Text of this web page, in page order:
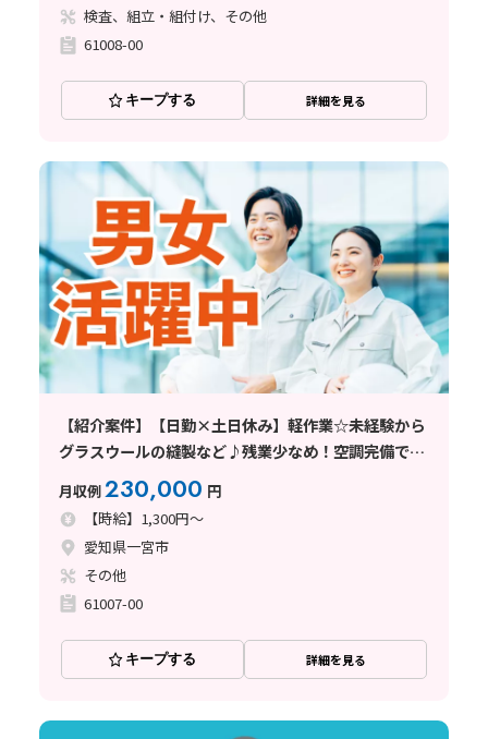
検査、組立・組付け、その他
61008-00
キープする 詳細を見る
【紹介案件】【日勤×土日休み】軽作業☆未経験から
グラスウールの縫製など♪残業少なめ！空調完備で快
月収例230,000 円
【時給】1,300円～
愛知県一宮市
その他
61007-00
キープする 詳細を見る